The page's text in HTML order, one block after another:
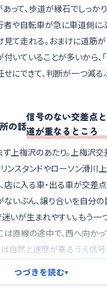
って、歩道が縁石でしっか
者や自転車が急に車道側にふ
見て走れる。おまけに道筋
いていることが多いから、
せにできて、判断が一つ減
信号のない交差点
道が重なるところ
ず上梅沢のあたり。上梅沢
ンスタンドやローソン滑川
店に入る車・出る車が交差
ないぶん、譲り合いを自分
迷いが生まれやすい。もう
は直線の途中で、西へ向か
自然と速度が乗るうえ信号
の建設会社に出入りする
りきれない。下り始めたら
つづきを読む▾